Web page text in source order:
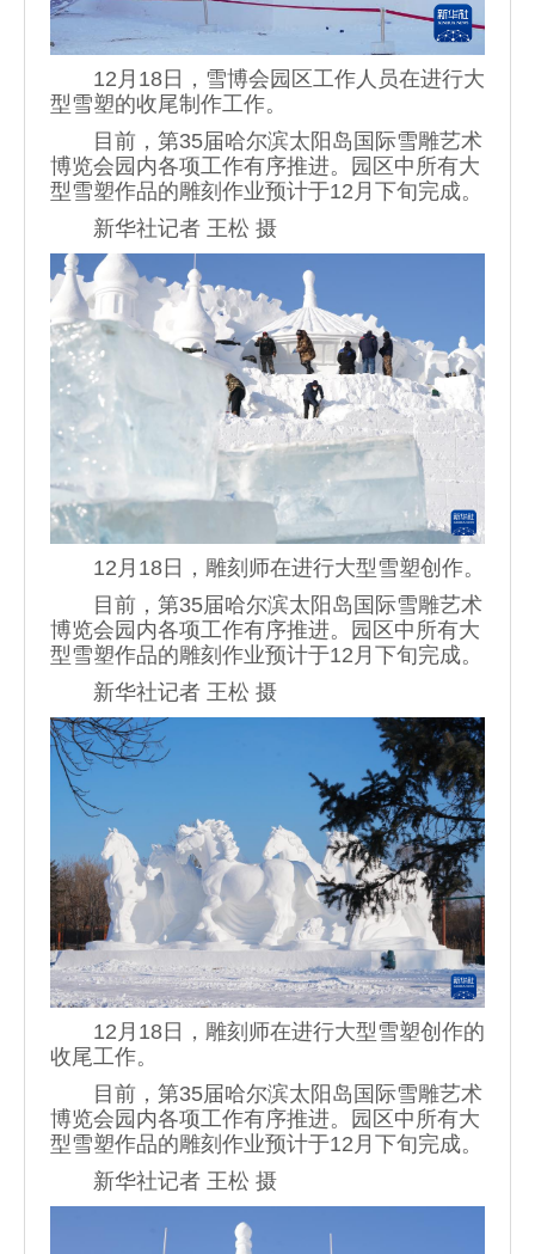
12月18日，雪博会园区工作人员在进行大
型雪塑的收尾制作工作。
目前，第35届哈尔滨太阳岛国际雪雕艺术
博览会园内各项工作有序推进。园区中所有大
型雪塑作品的雕刻作业预计于12月下旬完成。
新华社记者 王松 摄
12月18日，雕刻师在进行大型雪塑创作。
目前，第35届哈尔滨太阳岛国际雪雕艺术
博览会园内各项工作有序推进。园区中所有大
型雪塑作品的雕刻作业预计于12月下旬完成。
新华社记者 王松 摄
12月18日，雕刻师在进行大型雪塑创作的
收尾工作。
目前，第35届哈尔滨太阳岛国际雪雕艺术
博览会园内各项工作有序推进。园区中所有大
型雪塑作品的雕刻作业预计于12月下旬完成。
新华社记者 王松 摄